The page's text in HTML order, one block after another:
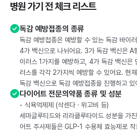
병원 가기 전 체크 리스트
독감 예방접종의 종류
독감 예방접종은 예방할 수 있는 독감 바이
4가 백신으로 나뉘어요. 3가 독감 백신은 A
이러스 1가지를 예방하고, 4가 독감 백신은
러스를 각각 2가지씩 예방할 수 있어요. 현
독감 백신으로 독감 예방접종을 진행하고 있
다이어트 전문의약품 종류 및 성분
- 식욕억제제 (삭센다 · 위고비 등)
세마글루티드와 리라클루타이드 성분을 가
어트 주사제들은 GLP-1 수용체 효능제로